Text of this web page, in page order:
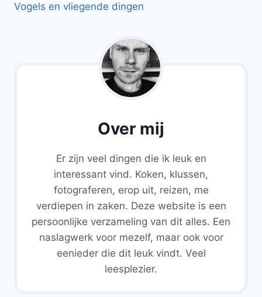
Vogels en vliegende dingen
Over mij
Er zijn veel dingen die ik leuk en
interessant vind. Koken, klussen,
fotograferen, erop uit, reizen, me
verdiepen in zaken. Deze website is een
persoonlijke verzameling van dit alles. Een
naslagwerk voor mezelf, maar ook voor
eenieder die dit leuk vindt. Veel
leesplezier.